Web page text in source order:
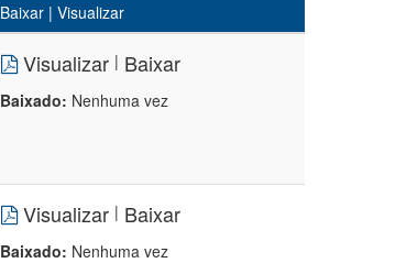
Baixar | Visualizar
Visualizar | Baixar
Baixado: Nenhuma vez
Visualizar | Baixar
Baixado: Nenhuma vez